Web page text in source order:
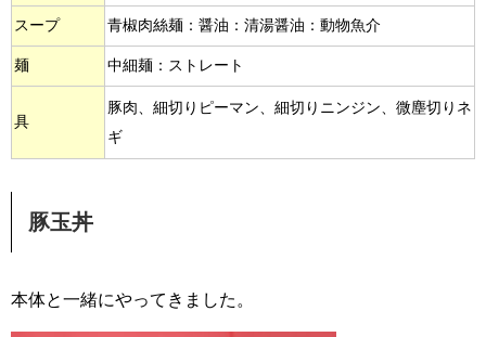
スープ 青椒肉絲麺：醤油：清湯醤油：動物魚介
麺 中細麺：ストレート
具
豚肉、細切りピーマン、細切りニンジン、微塵切りネ
ギ
豚玉丼
本体と一緒にやってきました。